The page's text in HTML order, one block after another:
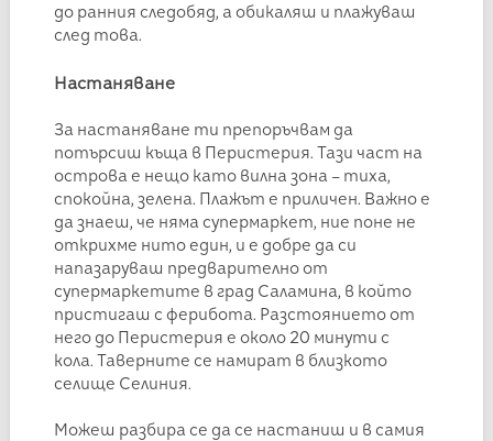
до ранния следобяд, а обикаляш и плажуваш
след това.
Настаняване
За настаняване ти препоръчвам да
потърсиш къща в Перистерия. Тази част на
острова е нещо като вилна зона – тиха,
спокойна, зелена. Плажът е приличен. Важно е
да знаеш, че няма супермаркет, ние поне не
открихме нито един, и е добре да си
напазаруваш предварително от
супермаркетите в град Саламина, в който
пристигаш с ферибота. Разстоянието от
него до Перистерия е около 20 минути с
кола. Таверните се намират в близкото
селище Селиния.
Можеш разбира се да се настаниш и в самия